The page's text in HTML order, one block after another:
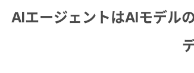
AIエージェントはAIモデル